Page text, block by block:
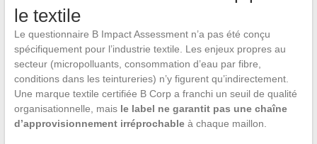
le textile
Le questionnaire B Impact Assessment n’a pas été conçu
spécifiquement pour l’industrie textile. Les enjeux propres au
secteur (micropolluants, consommation d’eau par fibre,
conditions dans les teintureries) n’y figurent qu’indirectement.
Une marque textile certifiée B Corp a franchi un seuil de qualité
organisationnelle, mais le label ne garantit pas une chaîne
d’approvisionnement irréprochableà chaque maillon.